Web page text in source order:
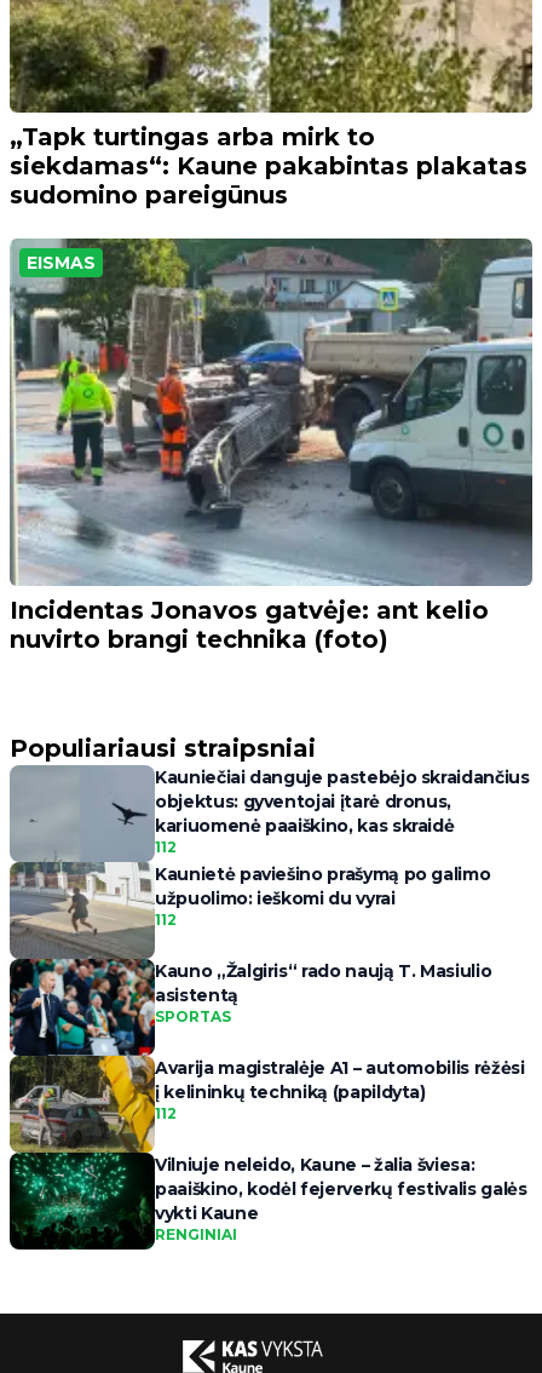
„Tapk turtingas arba mirk to
siekdamas“: Kaune pakabintas plakatas
sudomino pareigūnus
EISMAS
Incidentas Jonavos gatvėje: ant kelio
nuvirto brangi technika (foto)
Populiariausi straipsniai
Kauniečiai danguje pastebėjo skraidančius
objektus: gyventojai įtarė dronus,
kariuomenė paaiškino, kas skraidė
112
Kaunietė paviešino prašymą po galimo
užpuolimo: ieškomi du vyrai
112
Kauno „Žalgiris“ rado naują T. Masiulio
asistentą
SPORTAS
Avarija magistralėje A1 – automobilis rėžėsi
į kelininkų techniką (papildyta)
112
Vilniuje neleido, Kaune – žalia šviesa:
paaiškino, kodėl fejerverkų festivalis galės
vykti Kaune
RENGINIAI